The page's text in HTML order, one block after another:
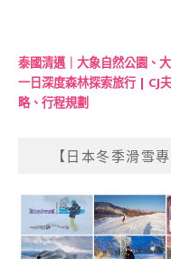
泰國清邁｜大象自然公園、
一日深度森林探索旅行 | CJ
略、行程規劃
【日本冬季滑雪